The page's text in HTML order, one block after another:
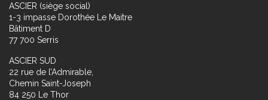
ASCIER (siège social)
1-3 impasse Dorothée Le Maitre
Bâtiment D
77 700 Serris
ASCIER SUD
22 rue de l’Admirable,
Chemin Saint-Joseph
84 250 Le Thor